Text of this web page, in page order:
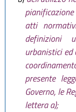
atti
definizioni
urbanistici
presente
Governo, le
lettera a);